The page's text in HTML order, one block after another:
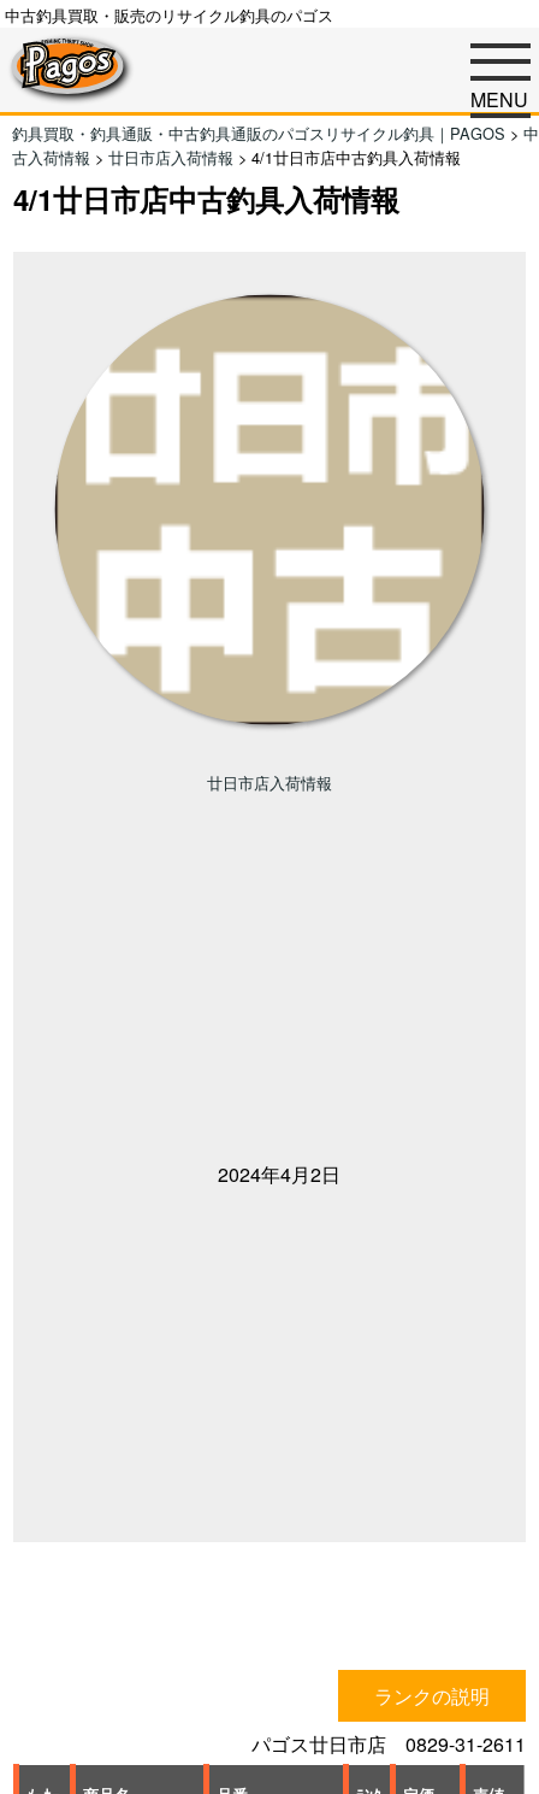
中古釣具買取・販売のリサイクル釣具のパゴス
MENU
釣具買取・釣具通販・中古釣具通販のパゴスリサイクル釣具｜PAGOS > 中
古入荷情報 > 廿日市店入荷情報 > 4/1廿日市店中古釣具入荷情報
4/1廿日市店中古釣具入荷情報
廿日市店入荷情報
2024年4月2日
ランクの説明
パゴス廿日市店 0829-31-2611